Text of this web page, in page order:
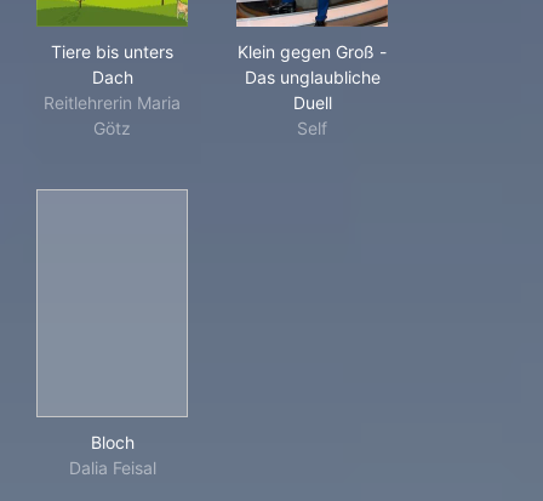
Tiere bis unters
Dach
Reitlehrerin Maria
Götz
Klein gegen Groß -
Das unglaubliche
Duell
Self
Bloch
Dalia Feisal